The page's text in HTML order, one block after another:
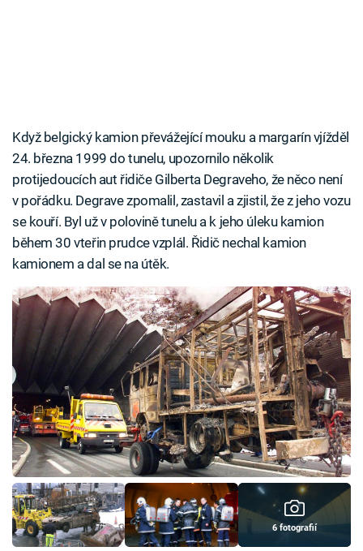
Když belgický kamion převážející mouku a margarín vjížděl
24. března 1999 do tunelu, upozornilo několik
protijedoucích aut řidiče Gilberta Degraveho, že něco není
v pořádku. Degrave zpomalil, zastavil a zjistil, že z jeho vozu
se kouří. Byl už v polovině tunelu a k jeho úleku kamion
během 30 vteřin prudce vzplál. Řidič nechal kamion
kamionem a dal se na útěk.
6 fotografií